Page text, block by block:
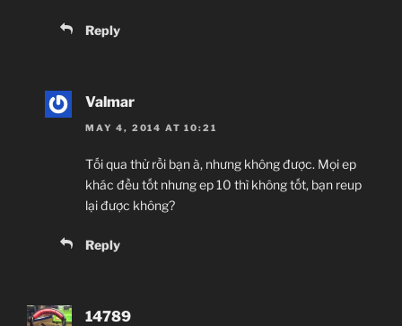
Reply
Valmar
MAY 4, 2014 AT 10:21
Tối qua thử rồi bạn à, nhưng không được. Mọi ep
khác đều tốt nhưng ep 10 thì không tốt, bạn reup
lại được không?
Reply
14789